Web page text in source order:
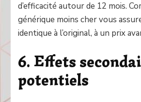
d’efficacité autour de 12 mois.
générique moins cher vous
identique à l’original, à un prix
6. Effets
potentiels